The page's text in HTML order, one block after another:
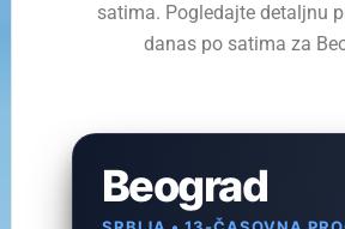
satima. Pogledajte detaljnu
danas po satima za
Beograd